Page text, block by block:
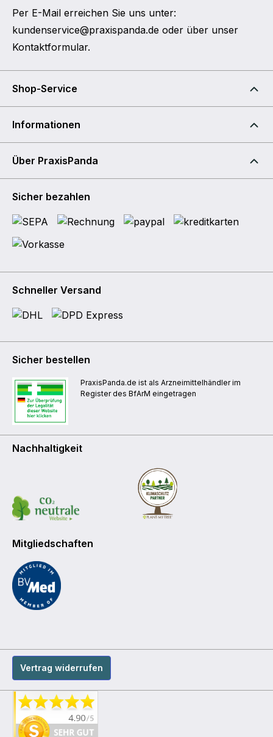
Per E-Mail erreichen Sie uns unter:
kundenservice@praxispanda.de oder über unser
Kontaktformular.
Shop-Service
Informationen
Über PraxisPanda
Sicher bezahlen
Schneller Versand
Sicher bestellen
PraxisPanda.de ist als Arzneimittelhändler im
Register des BfArM eingetragen
Nachhaltigkeit
Mitgliedschaften
Vertrag widerrufen